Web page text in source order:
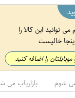
توانید این کالا را
خالیست
را اضافه کنید
شوم بازاریاب می